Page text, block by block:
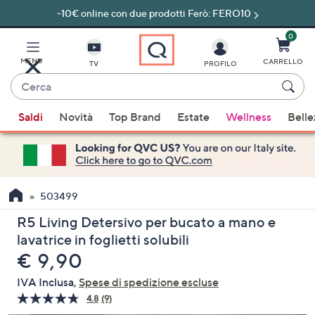
al
principale
-10€ online con due prodotti Ferò: FERO10
MENU TV
Cerca
sono
disponibili
suggerimenti,
usa
i
tasti
freccia
su
giù
oppure
scorri
PROFILO
0
CARRELLO
Saldi Novità Top Brand Estate Wellness
503499
R5 Living Detersivo per bucato a mano e
lavatrice in foglietti solubili
eliminato
€ 9,90
IVA Inclusa, Spese di spedizione escluse
4.8 Leggi
(9)